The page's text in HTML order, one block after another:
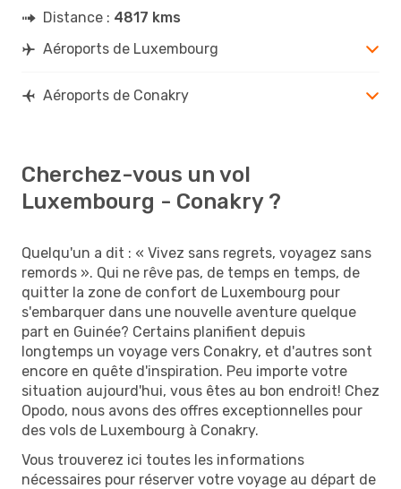
Distance : 4817 kms
Aéroports de Luxembourg
Aéroports de Conakry
Cherchez-vous un vol
Luxembourg - Conakry ?
Quelqu'un a dit : « Vivez sans regrets, voyagez sans
remords ». Qui ne rêve pas, de temps en temps, de
quitter la zone de confort de Luxembourg pour
s'embarquer dans une nouvelle aventure quelque
part en Guinée? Certains planifient depuis
longtemps un voyage vers Conakry, et d'autres sont
encore en quête d'inspiration. Peu importe votre
situation aujourd'hui, vous êtes au bon endroit! Chez
Opodo, nous avons des offres exceptionnelles pour
des vols de Luxembourg à Conakry.
Vous trouverez ici toutes les informations
nécessaires pour réserver votre voyage au départ de